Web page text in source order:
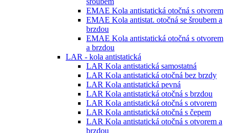
EMAE Kola antistatická otočná s otvorem
EMAE Kola antistat. otočná se šroubem a
brzdou
EMAE Kola antistatická otočná s otvorem
a brzdou
LAR - kola antistatická
LAR Kola antistatická samostatná
LAR Kola antistatická otočná bez brzdy
LAR Kola antistatická pevná
LAR Kola antistatická otočná s brzdou
LAR Kola antistatická otočná s otvorem
LAR Kola antistatická otočná s čepem
LAR Kola antistatická otočná s otvorem a
brzdou